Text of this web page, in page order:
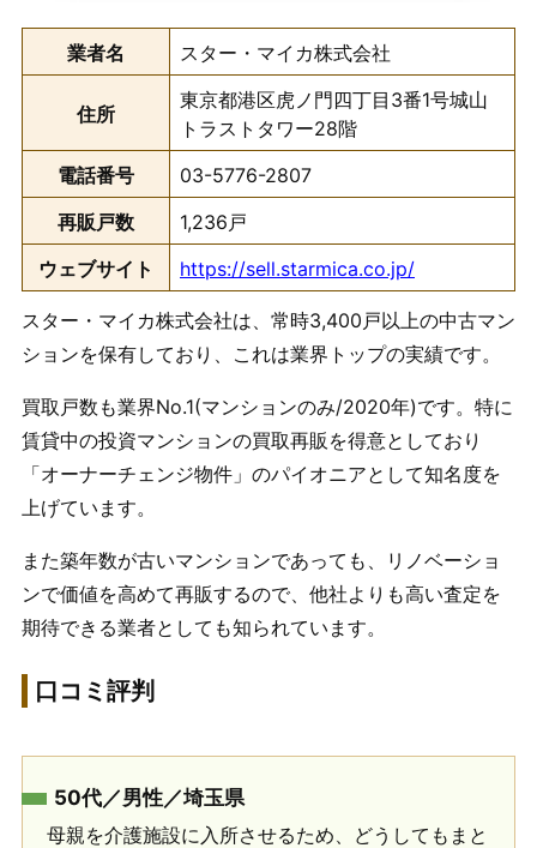
業者名 スター・マイカ株式会社
住所
東京都港区虎ノ門四丁目3番1号城山
トラストタワー28階
電話番号
03-5776-2807
再販戸数
1,236戸
ウェブサイト
https://sell.starmica.co.jp/
スター・マイカ株式会社は、常時3,400戸以上の中古マン
ションを保有しており、これは業界トップの実績です。
買取戸数も業界No.1(マンションのみ/2020年)です。特に
賃貸中の投資マンションの買取再販を得意としており
「オーナーチェンジ物件」のパイオニアとして知名度を
上げています。
また築年数が古いマンションであっても、リノベーショ
ンで価値を高めて再販するので、他社よりも高い査定を
期待できる業者としても知られています。
口コミ評判
50代／男性／埼玉県
母親を介護施設に入所させるため、どうしてもまと